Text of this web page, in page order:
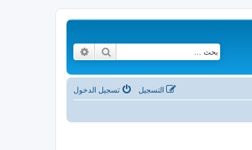
بحث
تسجيل الدخول التسجيل